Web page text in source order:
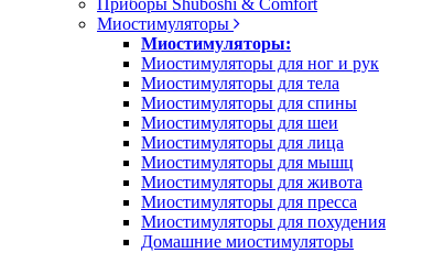
Приборы Shuboshi & Comfort
Миостимуляторы
Миостимуляторы:
Миостимуляторы для ног и рук
Миостимуляторы для тела
Миостимуляторы для спины
Миостимуляторы для шеи
Миостимуляторы для лица
Миостимуляторы для мышц
Миостимуляторы для живота
Миостимуляторы для пресса
Миостимуляторы для похудения
Домашние миостимуляторы